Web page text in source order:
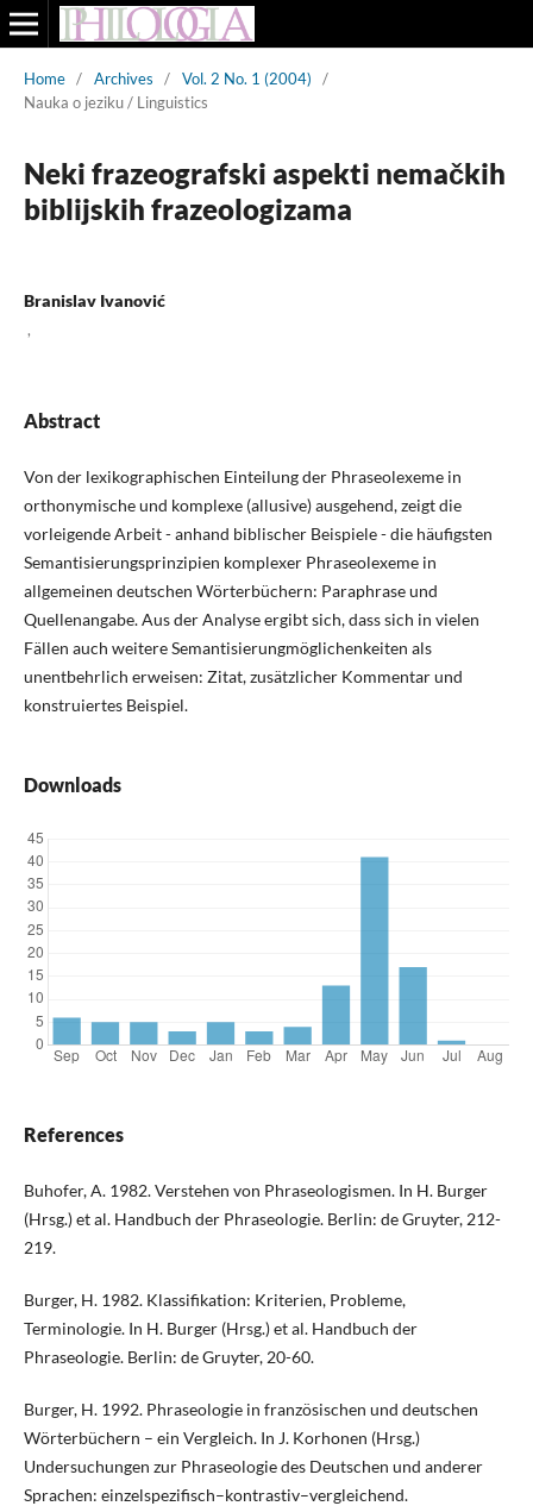
Home / Archives / Vol. 2 No. 1 (2004)
/
Nauka o jeziku / Linguistics
Neki frazeografski aspekti nemačkih
biblijskih frazeologizama
Branislav Ivanović
,
Abstract
Von der lexikographischen Einteilung der Phraseolexeme in
orthonymische und komplexe (allusive) ausgehend, zeigt die
vorleigende Arbeit - anhand biblischer Beispiele - die häufigsten
Semantisierungsprinzipien komplexer Phraseolexeme in
allgemeinen deutschen Wörterbüchern: Paraphrase und
Quellenangabe. Aus der Analyse ergibt sich, dass sich in vielen
Fällen auch weitere Semantisierungmöglichenkeiten als
unentbehrlich erweisen: Zitat, zusätzlicher Kommentar und
konstruiertes Beispiel.
Downloads
References
Buhofer, A. 1982. Verstehen von Phraseologismen. In H. Burger
(Hrsg.) et al. Handbuch der Phraseologie. Berlin: de Gruyter, 212-
219.
Burger, H. 1982. Klassifikation: Kriterien, Probleme,
Terminologie. In H. Burger (Hrsg.) et al. Handbuch der
Phraseologie. Berlin: de Gruyter, 20-60.
Burger, H. 1992. Phraseologie in französischen und deutschen
Wörterbüchern – ein Vergleich. In J. Korhonen (Hrsg.)
Undersuchungen zur Phraseologie des Deutschen und anderer
Sprachen: einzelspezifisch–kontrastiv–vergleichend.